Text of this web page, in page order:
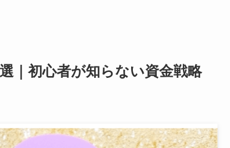
｜初心者が知らない資金戦略